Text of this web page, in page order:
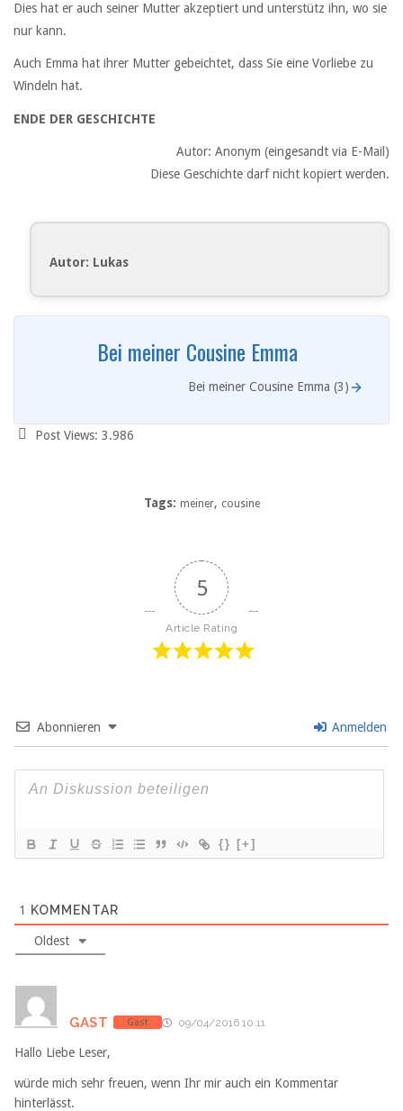
Dies hat er auch seiner Mutter akzeptiert und unterstütz ihn, wo sie
nur kann.
Auch Emma hat ihrer Mutter gebeichtet, dass Sie eine Vorliebe zu
Windeln hat.
ENDE DER GESCHICHTE
Autor: Anonym (eingesandt via E-Mail)
Diese Geschichte darf nicht kopiert werden.
Autor: Lukas
Bei meiner Cousine Emma
Bei meiner Cousine Emma (3)
Post Views: 3.986
Tags: meiner, cousine
5
Article Rating
Abonnieren Anmelden
{} [+]
1 KOMMENTAR
Oldest
GAST Gast 09/04/2016 10:11
Hallo Liebe Leser,
würde mich sehr freuen, wenn Ihr mir auch ein Kommentar
hinterlässt.